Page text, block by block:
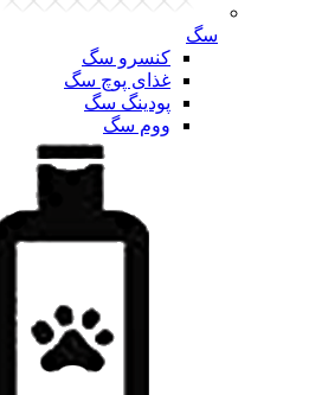
سگ
کنسرو سگ
غذای پوچ سگ
پودینگ سگ
ووم سگ